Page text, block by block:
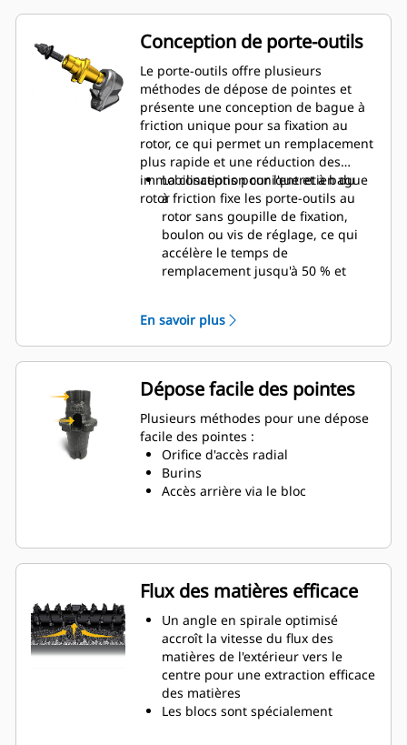
Conception de porte-outils
Le porte-outils offre plusieurs
méthodes de dépose de pointes et
présente une conception de bague à
friction unique pour sa fixation au
rotor, ce qui permet un remplacement
plus rapide et une réduction des
immobilisations pour l'entretien du
rotor
La conception conique et à bague
à friction fixe les porte-outils au
rotor sans goupille de fixation,
boulon ou vis de réglage, ce qui
accélère le temps de
remplacement jusqu'à 50 % et
Le collier d'usure 20 mm est plus
long de 66 % que les porte-outils
système G
La conception de porte-outils anti-
rotation garantit un
positionnement approprié pour
éviter l'usure sur les blocs et les
supports
L'eau peut pénétrer par l'orifice
d'accès radial du porte-outils pour
Des porte-outils sont disponibles
pour s'adapter à des outils de
tailles de dent de 20 mm, 22 mm
et 25 mm pour diverses
applications
En savoir plus
Dépose facile des pointes
Plusieurs méthodes pour une dépose
facile des pointes :
Orifice d'accès radial
Burins
Accès arrière via le bloc
Flux des matières efficace
Un angle en spirale optimisé
accroît la vitesse du flux des
matières de l'extérieur vers le
centre pour une extraction efficace
des matières
Les blocs sont spécialement